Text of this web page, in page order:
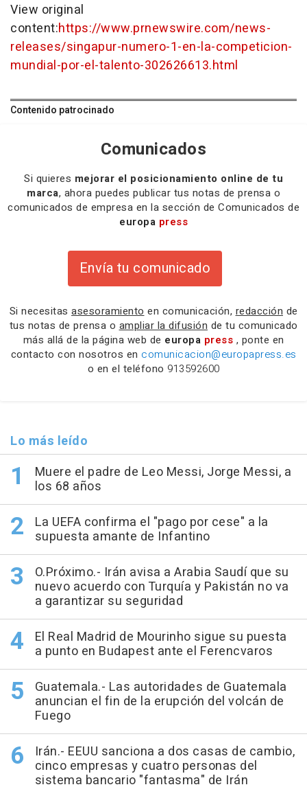
View original
content:https://www.prnewswire.com/news-
releases/singapur-numero-1-en-la-competicion-
mundial-por-el-talento-302626613.html
Contenido patrocinado
Comunicados
Si quieres mejorar el posicionamiento online de tu
marca, ahora puedes publicar tus notas de prensa o
comunicados de empresa en la sección de Comunicados de
europa press
Envía tu comunicado
Si necesitas asesoramiento en comunicación, redacción de
tus notas de prensa o ampliar la difusión de tu comunicado
más allá de la página web de europa press , ponte en
contacto con nosotros en comunicacion@europapress.es
o en el teléfono 913592600
Lo más leído
Muere el padre de Leo Messi, Jorge Messi, a
los 68 años
La UEFA confirma el "pago por cese" a la
supuesta amante de Infantino
O.Próximo.- Irán avisa a Arabia Saudí que su
nuevo acuerdo con Turquía y Pakistán no va
a garantizar su seguridad
El Real Madrid de Mourinho sigue su puesta
a punto en Budapest ante el Ferencvaros
Guatemala.- Las autoridades de Guatemala
anuncian el fin de la erupción del volcán de
Fuego
Irán.- EEUU sanciona a dos casas de cambio,
cinco empresas y cuatro personas del
sistema bancario "fantasma" de Irán